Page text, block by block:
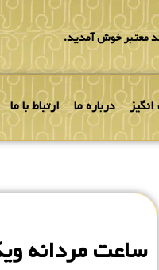
معتبر خوش آمدید.
درباره ما ارتباط با ما
ساعت مردانه